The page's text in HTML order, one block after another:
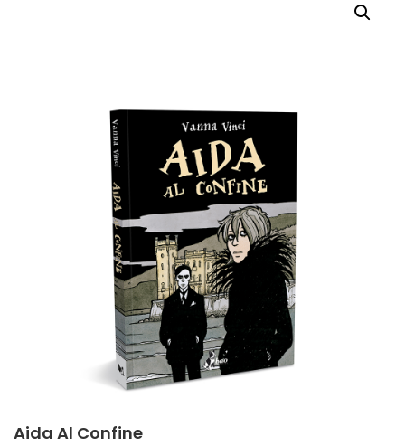
Aida Al Confine